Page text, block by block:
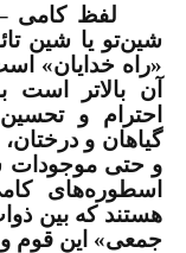
لفظ کامی
شین‌تو یا شین
«راه خدایان»
آن بالاتر
احترام و
گیاهان و درختان،
و حتی موجودات
اسطوره‌های
هستند که بین
جمعی» این قوم